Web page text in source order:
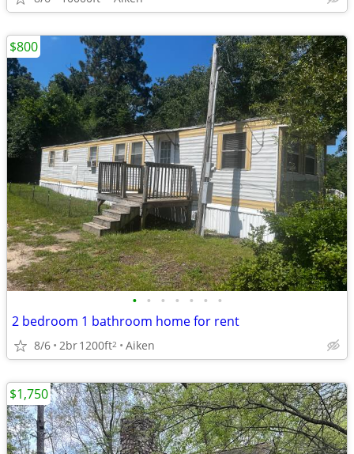
• • • • • • •
2 bedroom 1 bathroom home for rent
8/6 2br1200ft2 Aiken
$800
$1,750